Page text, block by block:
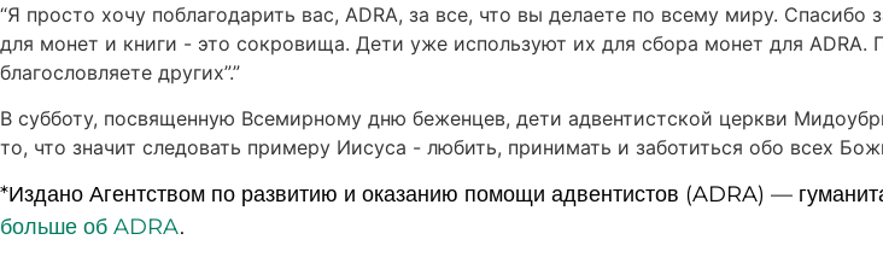
“Я просто хочу поблагодарить вас, ADRA, за все, что вы делаете по всему миру.
для монет и книги - это сокровища. Дети уже используют их для сбора монет для ADRA.
благословляете других”.”
В субботу, посвященную Всемирному дню беженцев, дети адвентистской церкви
то, что значит следовать примеру Иисуса - любить, принимать и заботиться обо всех
*Издано Агентством по развитию и оказанию помощи адвентистов (ADRA) —
больше об ADRA.